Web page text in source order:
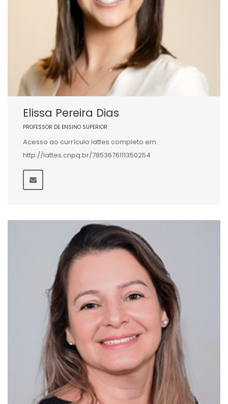
Elissa Pereira Dias
PROFESSOR DE ENSINO SUPERIOR
Acesso ao currículo lattes completo em:
http://lattes.cnpq.br/7853676111350254